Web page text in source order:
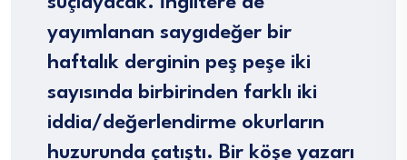
yayımlanan saygıdeğer bir
haftalık derginin peş peşe iki
sayısında birbirinden farklı iki
iddia/değerlendirme okurların
huzurunda çatıştı. Bir köşe yazarı